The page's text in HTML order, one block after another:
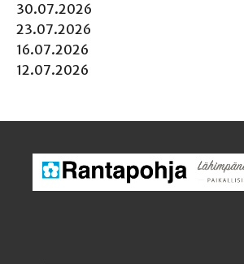
30.07.2026
23.07.2026
16.07.2026
12.07.2026